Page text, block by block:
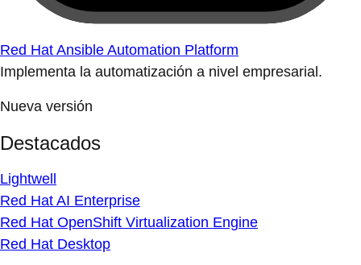
Red Hat Ansible Automation Platform
Implementa la automatización a nivel empresarial.
Nueva versión
Destacados
Lightwell
Red Hat AI Enterprise
Red Hat OpenShift Virtualization Engine
Red Hat Desktop